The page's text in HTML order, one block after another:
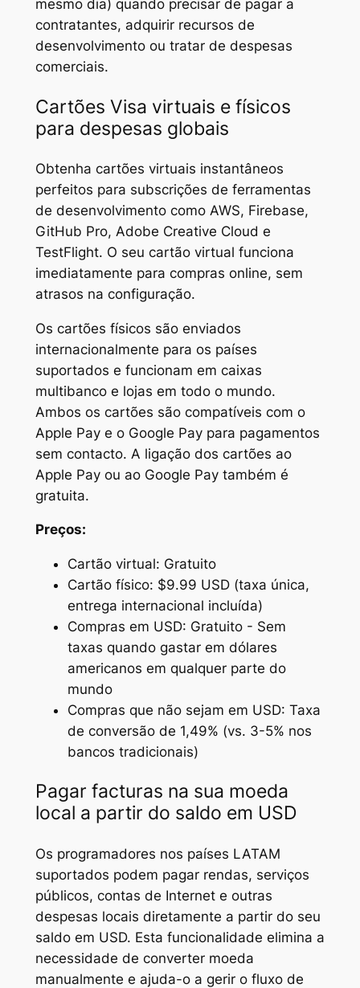
mesmo dia) quando precisar de pagar a
contratantes, adquirir recursos de
desenvolvimento ou tratar de despesas
comerciais.
Cartões Visa virtuais e físicos
para despesas globais
Obtenha cartões virtuais instantâneos
perfeitos para subscrições de ferramentas
de desenvolvimento como AWS, Firebase,
GitHub Pro, Adobe Creative Cloud e
TestFlight. O seu cartão virtual funciona
imediatamente para compras online, sem
atrasos na configuração.
Os cartões físicos são enviados
internacionalmente para os países
suportados e funcionam em caixas
multibanco e lojas em todo o mundo.
Ambos os cartões são compatíveis com o
Apple Pay e o Google Pay para pagamentos
sem contacto. A ligação dos cartões ao
Apple Pay ou ao Google Pay também é
gratuita.
Preços:
Cartão virtual: Gratuito
Cartão físico: $9.99 USD (taxa única,
entrega internacional incluída)
Compras em USD: Gratuito - Sem
taxas quando gastar em dólares
americanos em qualquer parte do
mundo
Compras que não sejam em USD: Taxa
de conversão de 1,49% (vs. 3-5% nos
bancos tradicionais)
Pagar facturas na sua moeda
local a partir do saldo em USD
Os programadores nos países LATAM
suportados podem pagar rendas, serviços
públicos, contas de Internet e outras
despesas locais diretamente a partir do seu
saldo em USD. Esta funcionalidade elimina a
necessidade de converter moeda
manualmente e ajuda-o a gerir o fluxo de